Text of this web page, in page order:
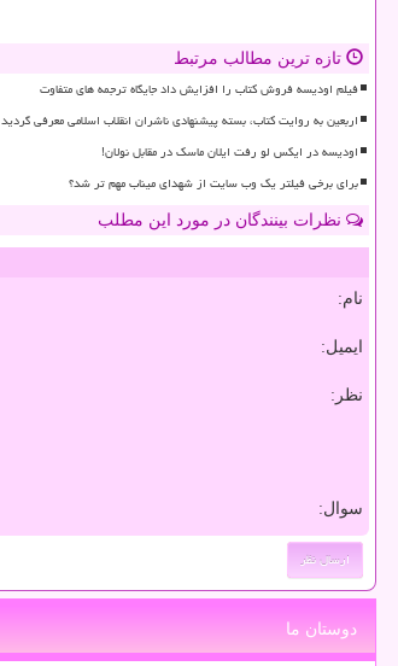
تازه ترین مطالب مرتبط
فیلم اودیسه فروش کتاب را افزایش داد جایگاه ترجمه های متفاوت
اربعین به روایت کتاب، بسته پیشنهادی ناشران انقلاب اسلامی معرفی گردید
اودیسه در ایکس لو رفت ایلان ماسک در مقابل نولان!
برای برخی فیلتر یک وب سایت از شهدای میناب مهم تر شد؟
نظرات بینندگان در مورد این مطلب
نام:
ایمیل:
نظر:
سوال:
دوستان ما